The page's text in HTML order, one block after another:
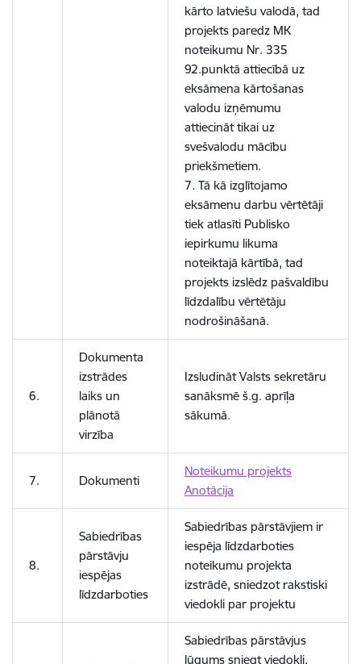
kārto latviešu valodā, tad
projekts paredz MK
noteikumu Nr. 335
92.punktā attiecībā uz
eksāmena kārtošanas
valodu izņēmumu
attiecināt tikai uz
svešvalodu mācību
priekšmetiem.
7. Tā kā izglītojamo
eksāmenu darbu vērtētāji
tiek atlasīti Publisko
iepirkumu likuma
noteiktajā kārtībā, tad
projekts izslēdz pašvaldību
līdzdalību vērtētāju
nodrošināšanā.
6.
Dokumenta
izstrādes
laiks un
plānotā
virzība
Izsludināt Valsts sekretāru
sanāksmē š.g. aprīļa
sākumā.
7. Dokumenti
Noteikumu projekts
Anotācija
8.
Sabiedrības
pārstāvju
iespējas
līdzdarboties
Sabiedrības pārstāvjiem ir
iespēja līdzdarboties
noteikumu projekta
izstrādē, sniedzot rakstiski
viedokli par projektu
Sabiedrības pārstāvjus
lūgums sniegt viedokli,